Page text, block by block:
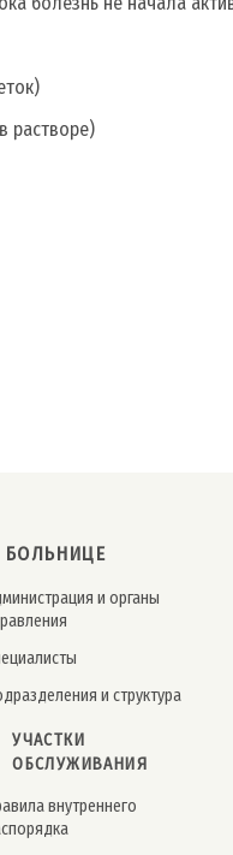
растворе)
БОЛЬНИЦЕ
и органы
и структура
УЧАСТКИ
ОБСЛУЖИВАНИЯ
внутреннего